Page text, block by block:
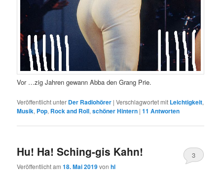
Vor …zig Jahren gewann Abba den Grang Prie.
Veröffentlicht unter Der Radiohörer |Verschlagwortet mit Leichtigkeit,
Musik, Pop, Rock and Roll,schöner Hintern |11 Antworten
Hu! Ha! Sching-gis Kahn!
Veröffentlicht am18. Mai 2019vonhl
3